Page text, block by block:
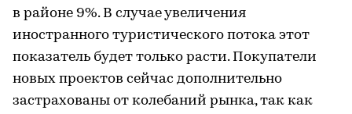
в районе 9%. В случае увеличения
иностранного туристического потока этот
показатель будет только расти. Покупатели
новых проектов сейчас дополнительно
застрахованы от колебаний рынка, так как